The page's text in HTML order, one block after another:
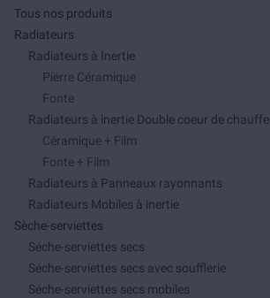
Tous nos produits
Radiateurs
Radiateurs à Inertie
Pierre Céramique
Fonte
Radiateurs à inertie Double coeur de chauffe
Céramique + Film
Fonte + Film
Radiateurs à Panneaux rayonnants
Radiateurs Mobiles à inertie
Sèche-serviettes
Séche-serviettes secs
Séche-serviettes secs avec soufflerie
Séche-serviettes secs mobiles